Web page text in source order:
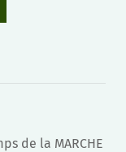
de la MARCHE